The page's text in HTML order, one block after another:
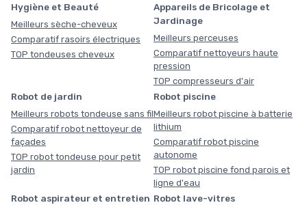
Hygiène et Beauté
Meilleurs sèche-cheveux
Comparatif rasoirs électriques
TOP tondeuses cheveux
Appareils de Bricolage et
Jardinage
Meilleurs perceuses
Comparatif nettoyeurs haute
pression
TOP compresseurs d'air
Robot de jardin
Meilleurs robots tondeuse sans fil
Comparatif robot nettoyeur de
façades
TOP robot tondeuse pour petit
jardin
Robot piscine
Meilleurs robot piscine à batterie
lithium
Comparatif robot piscine
autonome
TOP robot piscine fond parois et
ligne d'eau
Robot aspirateur et entretien Robot lave-vitres